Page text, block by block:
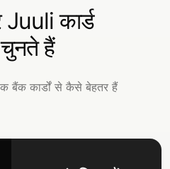
Juuli कार्ड
चुनते हैं
बैंक कार्डों से कैसे बेहतर हैं